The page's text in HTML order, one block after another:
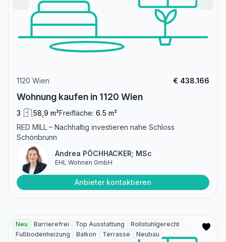
1120 Wien € 438.166
Wohnung kaufen in 1120 Wien
3 58,9 m²Freifläche: 6.5 m²
RED MILL – Nachhaltig investieren nahe Schloss
Schönbrunn
Andrea PÖCHHACKER; MSc
EHL Wohnen GmbH
Anbieter kontaktieren
Neu Barrierefrei Top Ausstattung
Rollstuhlgerecht
Fußbodenheizung
Balkon Terrasse Neubau